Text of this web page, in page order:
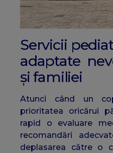
Servicii
adaptate
și familiei
Atunci când un
prioritatea oricărui
rapid o evaluare
recomandări
deplasarea către o